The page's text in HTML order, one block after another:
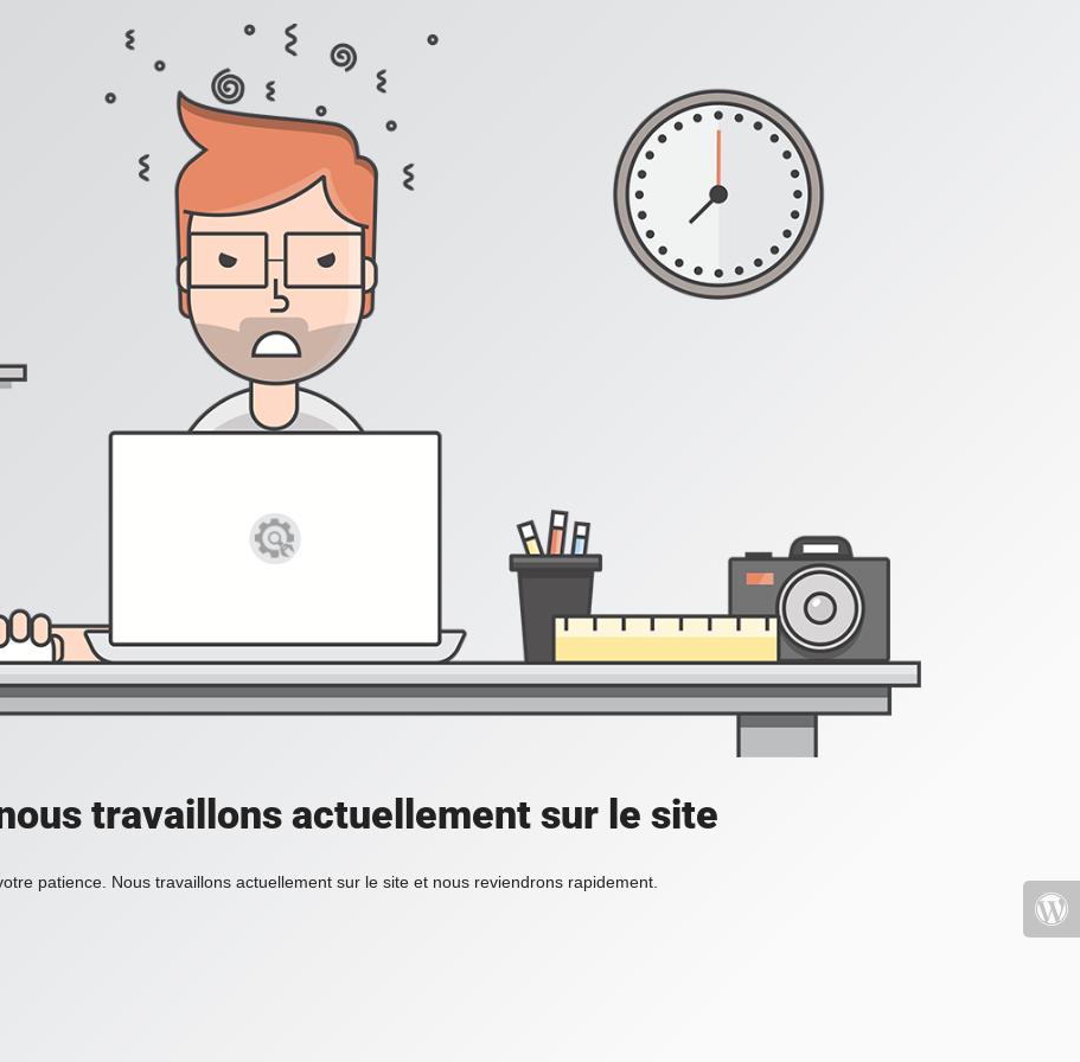
travaillons actuellement sur le site
patience. Nous travaillons actuellement sur le site et nous reviendrons rapidement.